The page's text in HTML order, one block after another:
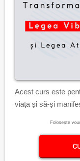
Acest curs este
viața și să-și
Folosește